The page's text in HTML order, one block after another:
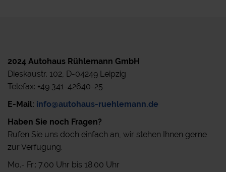
2024 Autohaus Rühlemann GmbH
Dieskaustr. 102, D-04249 Leipzig
Telefax: +49 341-42640-25
E-Mail: info@autohaus-ruehlemann.de
Haben Sie noch Fragen?
Rufen Sie uns doch einfach an, wir stehen Ihnen gerne
zur Verfügung.
Mo.- Fr.: 7.00 Uhr bis 18.00 Uhr